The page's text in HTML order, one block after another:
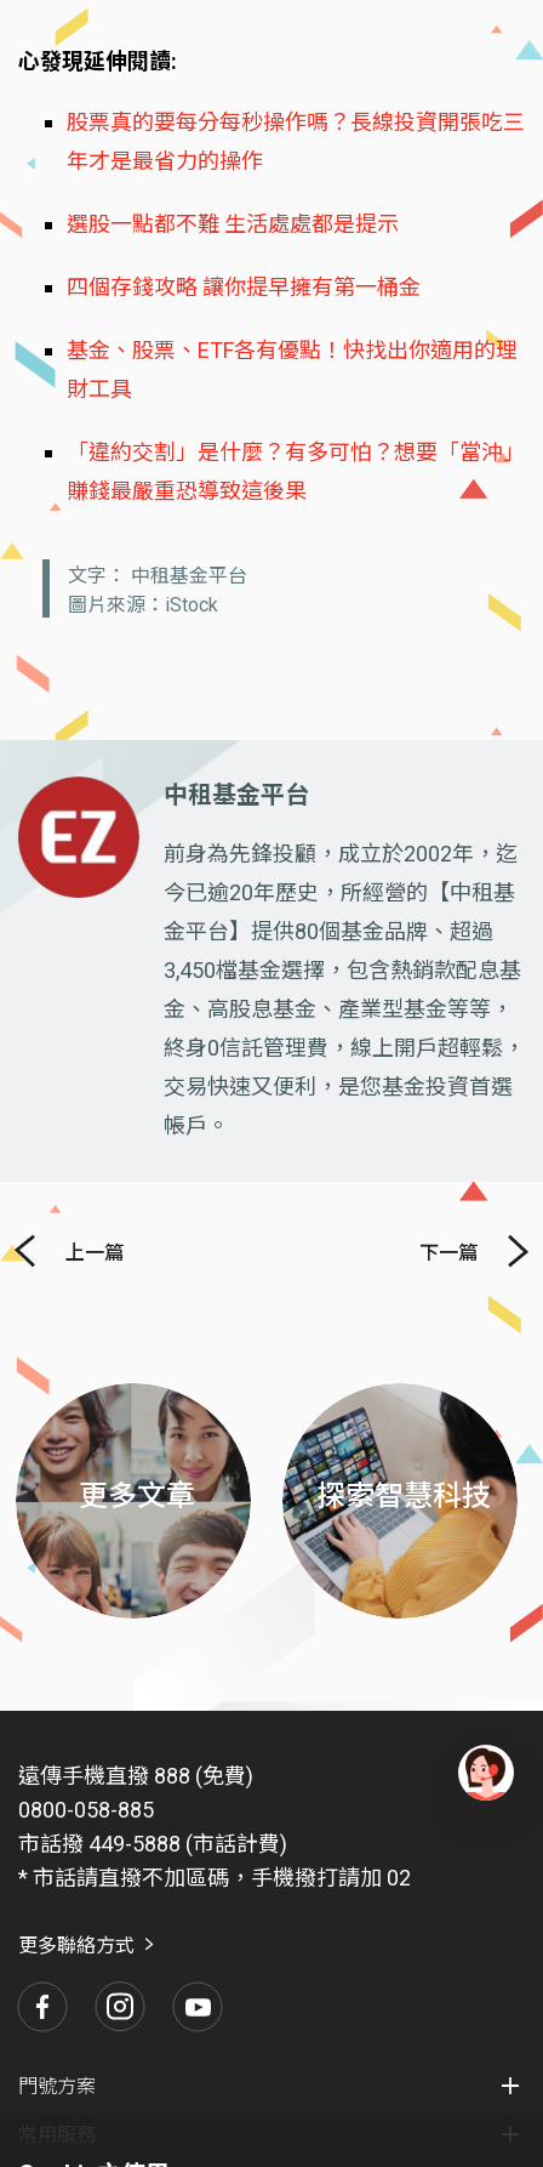
心發現延伸閱讀:
股票真的要每分每秒操作嗎？長線投資開張吃三
年才是最省力的操作
選股一點都不難 生活處處都是提示
四個存錢攻略 讓你提早擁有第一桶金
基金、股票、ETF各有優點！快找出你適用的理
財工具
「違約交割」是什麼？有多可怕？想要「當沖」
賺錢最嚴重恐導致這後果
文字： 中租基金平台
圖片來源：iStock
中租基金平台
前身為先鋒投顧，成立於2002年，迄
今已逾20年歷史，所經營的【中租基
金平台】提供80個基金品牌、超過
3,450檔基金選擇，包含熱銷款配息基
金、高股息基金、產業型基金等等，
終身0信託管理費，線上開戶超輕鬆，
交易快速又便利，是您基金投資首選
帳戶。
上一篇 下一篇
更多文章 探索智慧科技
Next
遠傳手機直撥 888 (免費)
0800-058-885
市話撥 449-5888 (市話計費)
* 市話請直撥不加區碼，手機撥打請加 02
更多聯絡方式
門號方案